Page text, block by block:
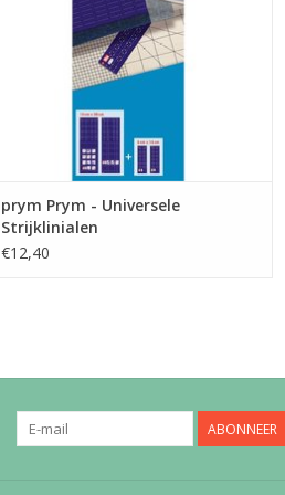
prym Prym - Universele
Strijklinialen
€12,40
ABONNEER